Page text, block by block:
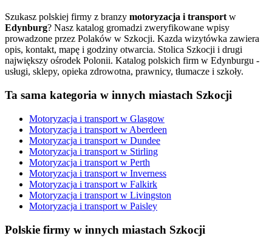
Szukasz polskiej firmy z branzy motoryzacja i transportw
Edynburg? Nasz katalog gromadzi zweryfikowane wpisy
prowadzone przez Polaków w Szkocji. Kazda wizytówka zawiera
opis, kontakt, mapę i godziny otwarcia. Stolica Szkocji i drugi
największy ośrodek Polonii. Katalog polskich firm w Edynburgu -
usługi, sklepy, opieka zdrowotna, prawnicy, tłumacze i szkoły.
Ta sama kategoria w innych miastach Szkocji
Motoryzacja i transport w Glasgow
Motoryzacja i transport w Aberdeen
Motoryzacja i transport w Dundee
Motoryzacja i transport w Stirling
Motoryzacja i transport w Perth
Motoryzacja i transport w Inverness
Motoryzacja i transport w Falkirk
Motoryzacja i transport w Livingston
Motoryzacja i transport w Paisley
Polskie firmy w innych miastach Szkocji